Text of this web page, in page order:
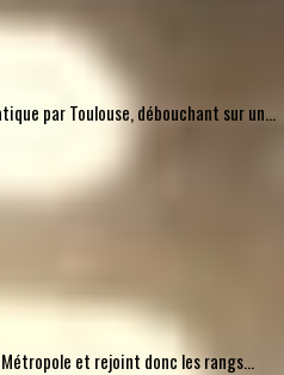
par Toulouse, débouchant sur un...
et rejoint donc les rangs...